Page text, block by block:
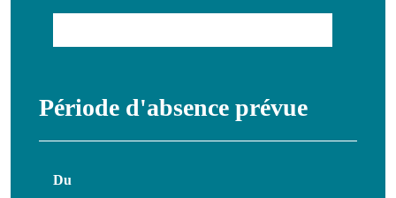
Période d'absence prévue
Du